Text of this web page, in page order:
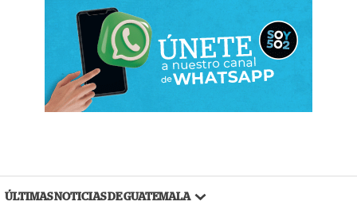
ÚLTIMAS NOTICIAS DE GUATEMALA